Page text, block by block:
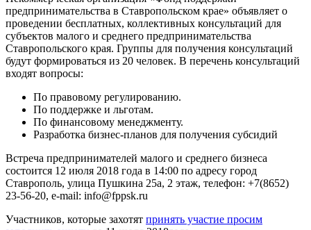
предпринимательства в Ставропольском крае» объявляет о
проведении бесплатных, коллективных консультаций для
субъектов малого и среднего предпринимательства
Ставропольского края. Группы для получения консультаций
будут формироваться из 20 человек. В перечень консультаций
входят вопросы:
По правовому регулированию.
По поддержке и льготам.
По финансовому менеджменту.
Разработка бизнес-планов для получения субсидий
Встреча предпринимателей малого и среднего бизнеса
состоится 12 июля 2018 года в 14:00 по адресу город
Ставрополь, улица Пушкина 25а, 2 этаж, телефон: +7(8652)
23-56-20, e-mail: info@fppsk.ru
Участников, которые захотят принять участие просим